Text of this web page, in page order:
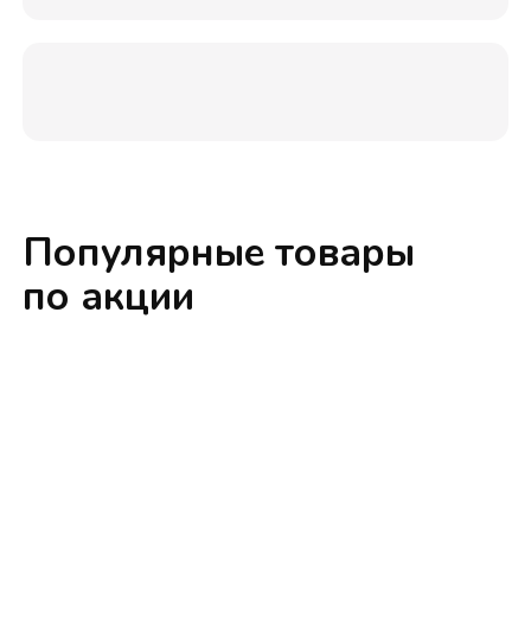
Популярные товары
по акции